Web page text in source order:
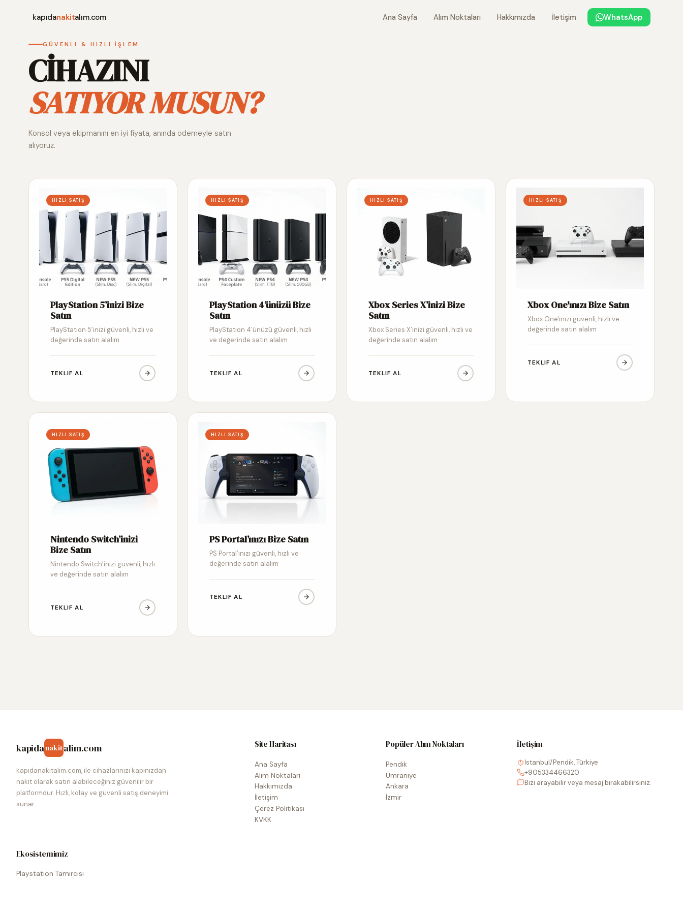
kapıdanakitalım.com Ana Sayfa Alım Noktaları Hakkımızda İletişim WhatsApp
GÜVENLI & HIZLI İŞLEM
CİHAZINI
SATIYOR MUSUN?
Konsol veya ekipmanını en iyi fiyata, anında ödemeyle satın
alıyoruz.
HIZLI SATIŞ
PlayStation 5’inizi Bize
Satın
PlayStation 5’inizi güvenli, hızlı ve
değerinde satın alalım
TEKLIF AL
HIZLI SATIŞ
PlayStation 4’ünüzü Bize
Satın
PlayStation 4’ünüzü güvenli, hızlı
ve değerinde satın alalım
TEKLIF AL
HIZLI SATIŞ
Xbox Series X’inizi Bize
Satın
Xbox Series X’inizi güvenli, hızlı ve
değerinde satın alalım
TEKLIF AL
HIZLI SATIŞ
Xbox One'ınızı Bize Satın
Xbox One'ınızı güvenli, hızlı ve
değerinde satın alalım
TEKLIF AL
HIZLI SATIŞ
Nintendo Switch’inizi
Bize Satın
Nintendo Switch’inizi güvenli, hızlı
ve değerinde satın alalım
TEKLIF AL
HIZLI SATIŞ
PS Portal’ınızı Bize Satın
PS Portal’ınızı güvenli, hızlı ve
değerinde satın alalım
TEKLIF AL
kapidanakitalim.com
kapidanakitalim.com, ile cihazlarınızı kapınızdan
nakit olarak satın alabileceğiniz güvenilir bir
platformdur. Hızlı, kolay ve güvenli satış deneyimi
sunar.
Site Haritası
Ana Sayfa
Alım Noktaları
Hakkımızda
İletişim
Çerez Politikası
KVKK
Popüler Alım Noktaları
Pendik
Ümraniye
Ankara
İzmir
İletişim
İstanbul/Pendik, Türkiye
+905334466320
Bizi arayabilir veya mesaj bırakabilirsiniz.
Ekosistemimiz
Playstation Tamircisi